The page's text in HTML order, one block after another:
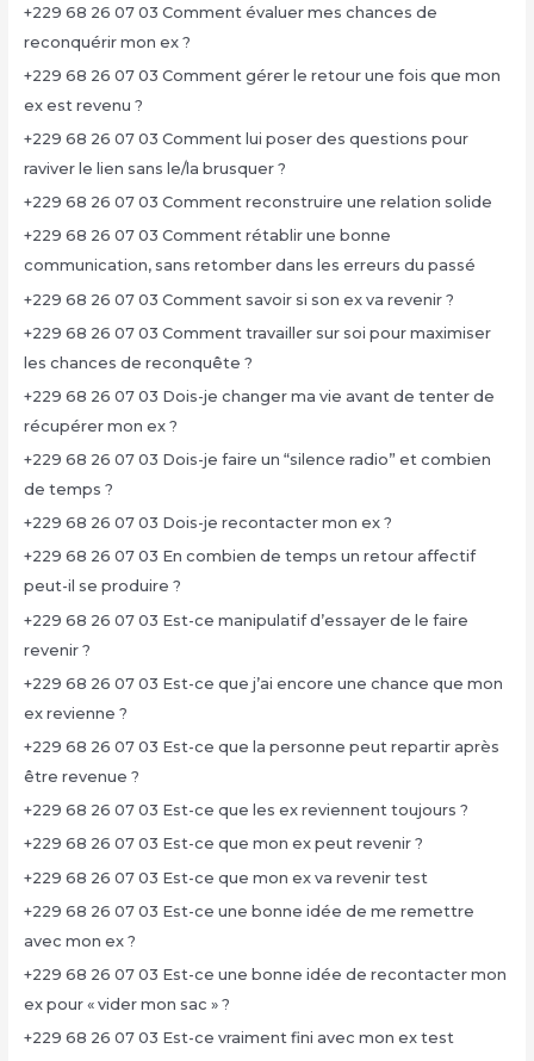
+229 68 26 07 03 Comment évaluer mes chances de
reconquérir mon ex ?
+229 68 26 07 03 Comment gérer le retour une fois que mon
ex est revenu ?
+229 68 26 07 03 Comment lui poser des questions pour
raviver le lien sans le/la brusquer ?
+229 68 26 07 03 Comment reconstruire une relation solide
+229 68 26 07 03 Comment rétablir une bonne
communication, sans retomber dans les erreurs du passé
+229 68 26 07 03 Comment savoir si son ex va revenir ?
+229 68 26 07 03 Comment travailler sur soi pour maximiser
les chances de reconquête ?
+229 68 26 07 03 Dois-je changer ma vie avant de tenter de
récupérer mon ex ?
+229 68 26 07 03 Dois-je faire un “silence radio” et combien
de temps ?
+229 68 26 07 03 Dois-je recontacter mon ex ?
+229 68 26 07 03 En combien de temps un retour affectif
peut-il se produire ?
+229 68 26 07 03 Est-ce manipulatif d’essayer de le faire
revenir ?
+229 68 26 07 03 Est-ce que j’ai encore une chance que mon
ex revienne ?
+229 68 26 07 03 Est-ce que la personne peut repartir après
être revenue ?
+229 68 26 07 03 Est-ce que les ex reviennent toujours ?
+229 68 26 07 03 Est-ce que mon ex peut revenir ?
+229 68 26 07 03 Est-ce que mon ex va revenir test
+229 68 26 07 03 Est-ce une bonne idée de me remettre
avec mon ex ?
+229 68 26 07 03 Est-ce une bonne idée de recontacter mon
ex pour « vider mon sac » ?
+229 68 26 07 03 Est-ce vraiment fini avec mon ex test